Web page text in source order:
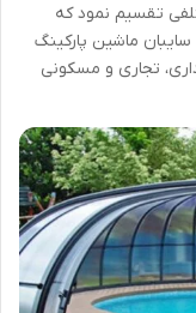
تقسیم نمود که
ماشین پارکینگ
تجاری و مسکونی